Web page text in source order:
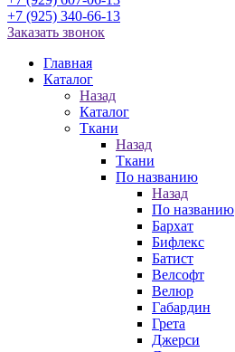
+7 (925) 340-66-13
Заказать звонок
Главная
Каталог
Назад
Каталог
Ткани
Назад
Ткани
По названию
Назад
По названию
Бархат
Бифлекс
Батист
Велсофт
Велюр
Габардин
Грета
Джерси